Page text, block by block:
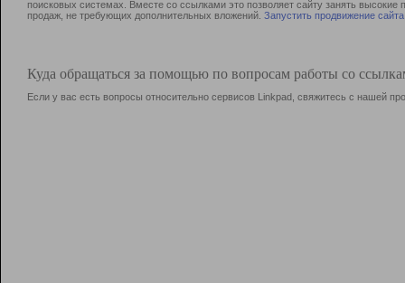
поисковых системах. Вместе со ссылками это позволяет сайту занять
продаж, не требующих дополнительных вложений. Запустить продвижение сайта
Куда обращаться за помощью по вопросам работы со
Если у вас есть вопросы относительно сервисов Linkpad, свяжитесь с нашей